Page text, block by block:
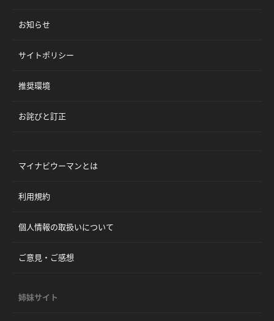
お知らせ
サイトポリシー
推奨環境
お詫びと訂正
マイナビウーマンとは
利用規約
個人情報の取扱いについて
ご意見・ご感想
姉妹サイト